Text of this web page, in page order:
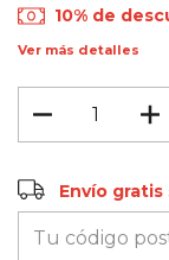
10% de
Ver más detalles
Envío gratis
Entregas para el
Envío gratis